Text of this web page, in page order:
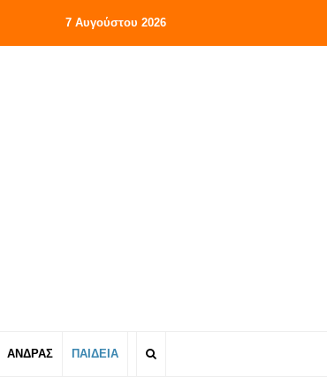
7 Αυγούστου 2026
ΑΝΔΡΑΣ ΠΑΙΔΕΙΑ